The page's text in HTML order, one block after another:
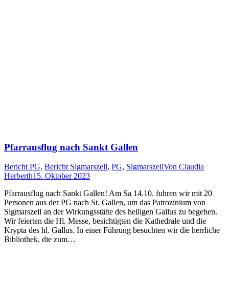
Pfarrausflug nach Sankt Gallen
Bericht PG, Bericht Sigmarszell, PG, SigmarszellVon Claudia
Herberth15. Oktober 2023
Pfarrausflug nach Sankt Gallen! Am Sa 14.10. fuhren wir mit 20
Personen aus der PG nach St. Gallen, um das Patrozinium von
Sigmarszell an der Wirkungsstätte des heiligen Gallus zu begehen.
Wir feierten die Hl. Messe, besichtigten die Kathedrale und die
Krypta des hl. Gallus. In einer Führung besuchten wir die herrliche
Bibliothek, die zum…